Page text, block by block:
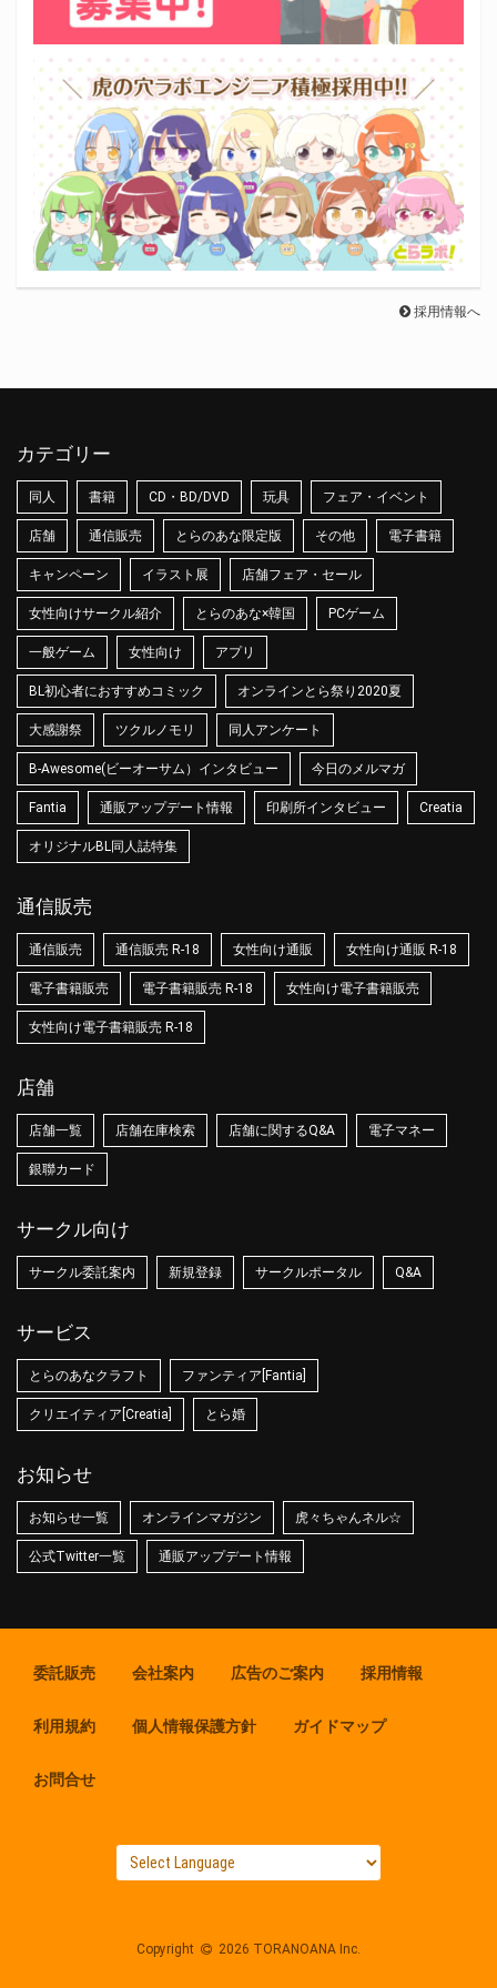
採用情報へ
カテゴリー
同人 書籍 CD・BD/DVD 玩具 フェア・イベント
店舗 通信販売 とらのあな限定版 その他 電子書籍
キャンペーン イラスト展 店舗フェア・セール
女性向けサークル紹介 とらのあな×韓国 PCゲーム
一般ゲーム 女性向け アプリ
BL初心者におすすめコミック オンラインとら祭り2020夏
大感謝祭 ツクルノモリ 同人アンケート
B-Awesome(ビーオーサム）インタビュー 今日のメルマガ
Fantia 通販アップデート情報 印刷所インタビュー Creatia
オリジナルBL同人誌特集
通信販売
通信販売 通信販売 R-18 女性向け通販 女性向け通販 R-18
電子書籍販売 電子書籍販売 R-18 女性向け電子書籍販売
女性向け電子書籍販売 R-18
店舗
店舗一覧 店舗在庫検索 店舗に関するQ&A 電子マネー
銀聯カード
サークル向け
サークル委託案内 新規登録 サークルポータル Q&A
サービス
とらのあなクラフト ファンティア[Fantia]
クリエイティア[Creatia] とら婚
お知らせ
お知らせ一覧 オンラインマガジン 虎々ちゃんネル☆
公式Twitter一覧 通販アップデート情報
委託販売 会社案内 広告のご案内 採用情報
利用規約 個人情報保護方針 ガイドマップ
お問合せ
Copyright 2026 TORANOANA Inc.